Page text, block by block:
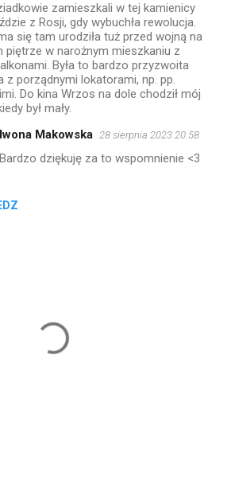
zamieszkali w tej kamienicy
z Rosji, gdy wybuchła rewolucja.
się tam urodziła tuż przed wojną na
piętrze w narożnym mieszkaniu z
Była to bardzo przyzwoita
z porządnymi lokatorami, np. pp.
Do kina Wrzos na dole chodził mój
był mały.
Iwona Makowska 28 sierpnia 2023 20:58
Bardzo dziękuję za to wspomnienie <3